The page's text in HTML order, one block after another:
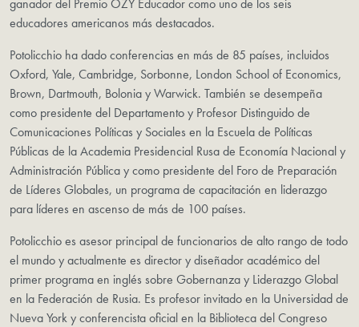
educadores americanos más destacados.
Potolicchio ha dado conferencias en más de 85 países, incluidos
Oxford, Yale, Cambridge, Sorbonne, London School of Economics,
Brown, Dartmouth, Bolonia y Warwick. También se desempeña
como presidente del Departamento y Profesor Distinguido de
Comunicaciones Políticas y Sociales en la Escuela de Políticas
Públicas de la Academia Presidencial Rusa de Economía Nacional y
Administración Pública y como presidente del Foro de Preparación
de Líderes Globales, un programa de capacitación en liderazgo
para líderes en ascenso de más de 100 países.
Potolicchio es asesor principal de funcionarios de alto rango de todo
el mundo y actualmente es director y diseñador académico del
primer programa en inglés sobre Gobernanza y Liderazgo Global
en la Federación de Rusia. Es profesor invitado en la Universidad de
Nueva York y conferencista oficial en la Biblioteca del Congreso